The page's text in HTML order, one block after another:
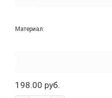
Материал:
198.00 руб.